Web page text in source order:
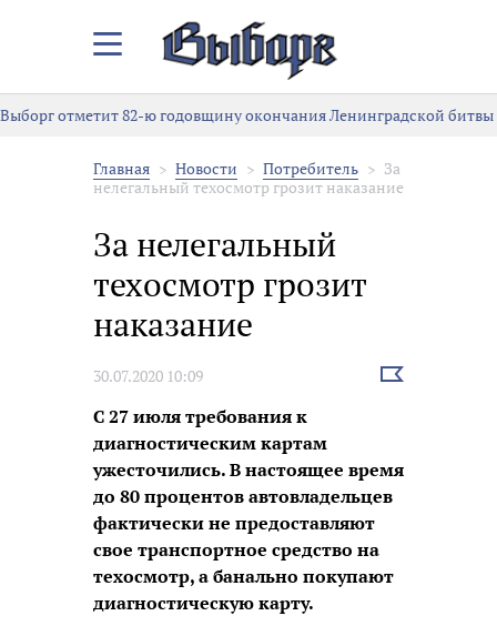
Закрыть/
меню
Выборг отметит 82-ю годовщину окончания Ленинградской битвы
Главная Новости Потребитель
За
нелегальный техосмотр грозит наказание
За нелегальный
техосмотр грозит
наказание
30.07.2020 10:09
Выбрать
С 27 июля требования к
диагностическим картам
ужесточились. В настоящее время
до 80 процентов автовладельцев
фактически не предоставляют
свое транспортное средство на
техосмотр, а банально покупают
диагностическую карту.